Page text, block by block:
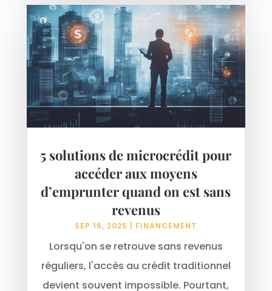
5 solutions de microcrédit pour
accéder aux moyens
d’emprunter quand on est sans
revenus
SEP 16, 2025 FINANCEMENT
Lorsqu'on se retrouve sans revenus
réguliers, l'accès au crédit traditionnel
devient souvent impossible. Pourtant,